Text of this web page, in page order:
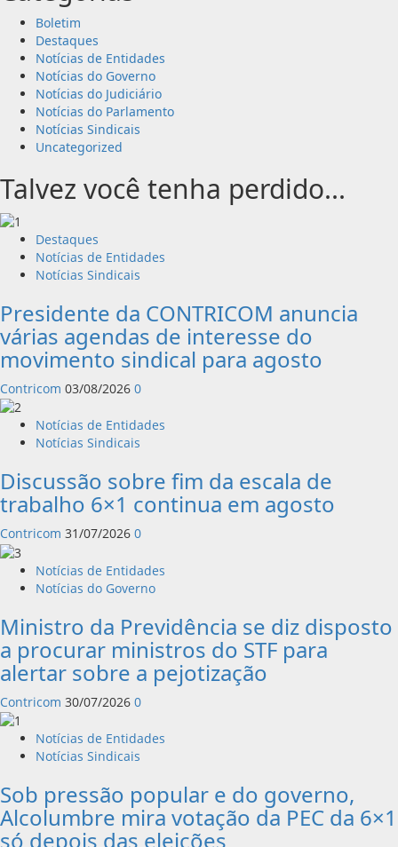
Boletim
Destaques
Notícias de Entidades
Notícias do Governo
Notícias do Judiciário
Notícias do Parlamento
Notícias Sindicais
Uncategorized
Talvez você tenha perdido...
Destaques
Notícias de Entidades
Notícias Sindicais
Presidente da CONTRICOM anuncia
várias agendas de interesse do
movimento sindical para agosto
Contricom 03/08/2026 0
Notícias de Entidades
Notícias Sindicais
Discussão sobre fim da escala de
trabalho 6×1 continua em agosto
Contricom 31/07/2026 0
Notícias de Entidades
Notícias do Governo
Ministro da Previdência se diz disposto
a procurar ministros do STF para
alertar sobre a pejotização
Contricom 30/07/2026 0
Notícias de Entidades
Notícias Sindicais
Sob pressão popular e do governo,
Alcolumbre mira votação da PEC da 6×1
só depois das eleições